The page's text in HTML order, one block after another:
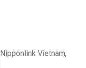
Nipponlink Vietnam,